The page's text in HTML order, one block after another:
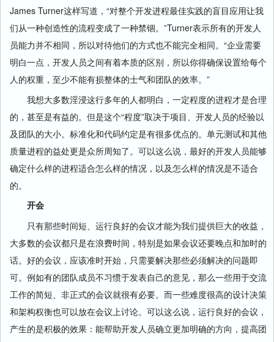
James Turner这样写道，“对整个开发进程最佳实践的盲目应用让我
们从一种创造性的流程变成了一种禁锢。”Turner表示所有的开发人
员能力并不相同，所以对待他们的方式也不能完全相同。“企业需要
明白一点，开发人员之间有着本质的区别，所以你得确保设置给每个
人的权重，至少不能有损整体的士气和团队的效率。”
我想大多数淫浸这行多年的人都明白，一定程度的进程才是合理
的，甚至是有益的。但是这个“程度”取决于项目、开发人员的经验以
及团队的大小。标准化和代码约定是有很多优点的。单元测试和其他
质量进程的益处更是众所周知了。可以这么说，最好的开发人员能够
确定什么样的进程适合怎么样的情况，以及怎么样的情况是不适合
的。
开会
只有那些时间短、运行良好的会议才能为我们提供巨大的收益，
大多数的会议都只是在浪费时间，特别是如果会议还要晚点和加时的
话。好的会议，应该准时开始，只需要解决那些必须解决的问题即
可。例如有的团队成员不习惯于发表自己的意见，那么一些用于交流
工作的简短、非正式的会议就很有必要。而一些难度很高的设计决策
和架构权衡也可以放在会议上讨论。可以这么说，运行良好的会议，
产生的是积极的效果：能帮助开发人员确立更加明确的方向，提高团